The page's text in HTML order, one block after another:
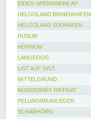
EIDER-SPERRWERK AP
HELGOLAND BINNENHAFEN
HELGOLAND SÜDHAFEN
HUSUM
HÖRNUM
LANGEOOG
LIST AUF SYLT
MITTELGRUND
NORDERNEY RIFFGAT
PELLWORM ANLEGER
SCHARHÖRN